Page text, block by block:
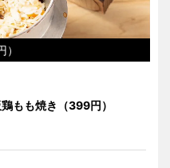
もも焼き（399円）